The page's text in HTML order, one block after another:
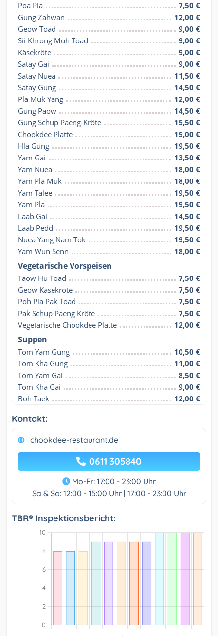
Poa Pia
7,50 €
Gung Zahwan
12,00 €
Geow Toad
9,00 €
Sii Khrong Muh Toad
9,00 €
Käsekröte
9,00 €
Satay Gai
9,00 €
Satay Nuea
11,50 €
Satay Gung
14,50 €
Pla Muk Yang
12,00 €
Gung Paow
14,50 €
Gung Schup Paeng-Kröte
15,50 €
Chookdee Platte
15,00 €
Hla Gung
19,50 €
Yam Gai
13,50 €
Yam Nuea
18,00 €
Yam Pla Muk
18,00 €
Yam Talee
19,50 €
Yam Pla
19,50 €
Laab Gai
14,50 €
Laab Pedd
19,50 €
Nuea Yang Nam Tok
19,50 €
Yam Wun Senn
18,00 €
Vegetarische Vorspeisen
Taow Hu Toad
7,50 €
Geow Käsekröte
7,50 €
Poh Pia Pak Toad
7,50 €
Pak Schup Paeng Kröte
7,50 €
Vegetarische Chookdee Platte
12,00 €
Suppen
Tom Yam Gung
10,50 €
Tom Kha Gung
11,00 €
Tom Yam Gai
8,50 €
Tom Kha Gai
9,00 €
Boh Taek
12,00 €
Kontakt:
chookdee-restaurant.de
0611 305840
Mo-Fr: 17:00 - 23:00 Uhr
Sa & So: 12:00 - 15:00 Uhr | 17:00 - 23:00 Uhr
TBR® Inspektionsbericht: